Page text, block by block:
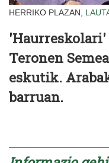
HERRIKO PLAZAN,
Teronen
eskutik.
barruan.